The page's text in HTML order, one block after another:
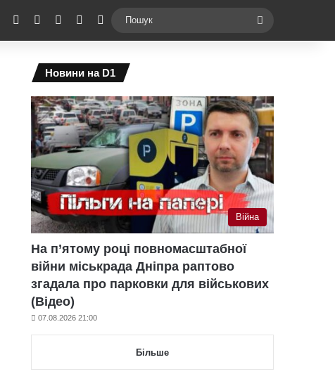
Facebook YouTubeInstagramTelegramSwitch skin
Новини на D1
Війна
На п’ятому році повномасштабної
війни міськрада Дніпра раптово
згадала про парковки для військових
(Відео)
07.08.2026 21:00
Більше